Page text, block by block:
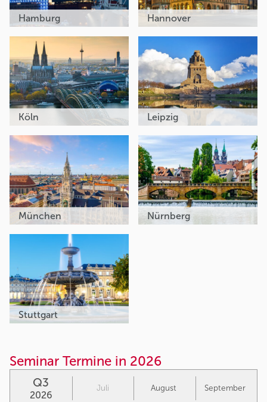
Hamburg Hannover
Köln Leipzig
München Nürnberg
Stuttgart
Seminar Termine in 2026
Q3
2026
Juli August September